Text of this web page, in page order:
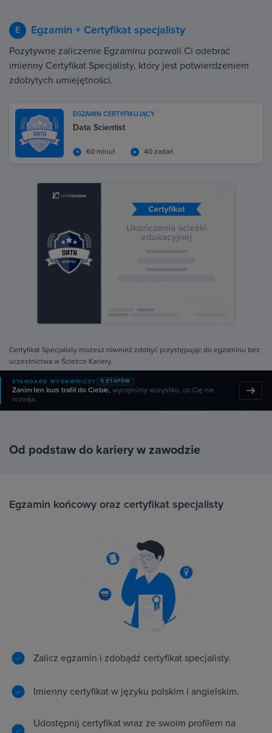
E Egzamin + Certyfikat specjalisty
Pozytywne zaliczenie Egzaminu pozwoli Ci odebrać
imienny Certyfikat Specjalisty, który jest potwierdzeniem
zdobytych umiejętności.
EGZAMIN CERTYFIKUJĄCY
Data Scientist
60 minut 40 zadań
Certyfikat Specjalisty możesz również zdobyć przystępując do egzaminu bez
uczestnictwa w Ścieżce Kariery.
STANDARD WYDAWNICZY 5 ETAPÓW
Zanim ten kurs trafił do Ciebie,wycięliśmy wszystko, co Cię nie
rozwija.
Od podstaw do kariery w zawodzie
Egzamin końcowy oraz certyfikat specjalisty
Zalicz egzamin i zdobądź certyfikat specjalisty.
Imienny certyfikat w języku polskim i angielskim.
Udostępnij certyfikat wraz ze swoim profilem na